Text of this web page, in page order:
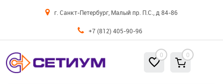
г. Санкт-Петербург, Малый пр. П.С., д 84-86
+7 (812) 405-90-96
0 0